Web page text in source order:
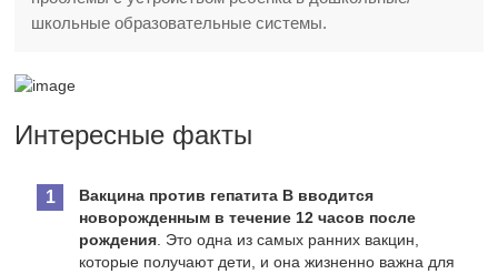
школьные образовательные системы.
Интересные факты
Вакцина против гепатита В вводится
новорожденным в течение 12 часов после
рождения. Это одна из самых ранних вакцин,
которые получают дети, и она жизненно важна для